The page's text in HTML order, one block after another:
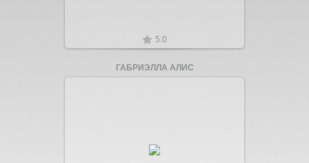
5.0
ГАБРИЭЛЛА АЛИС
Увеличить